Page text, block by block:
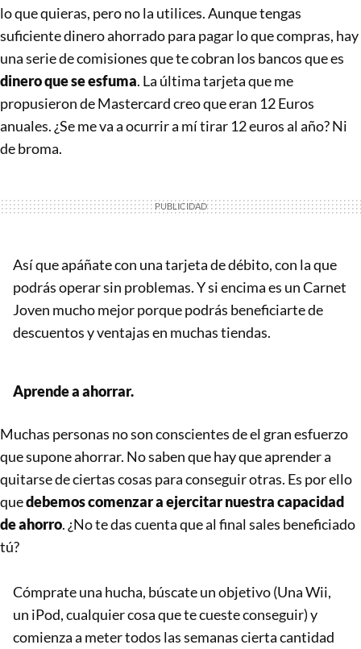
lo que quieras, pero no la utilices. Aunque tengas
suficiente dinero ahorrado para pagar lo que compras, hay
una serie de comisiones que te cobran los bancos que es
dinero que se esfuma. La última tarjeta que me
propusieron de Mastercard creo que eran 12 Euros
anuales. ¿Se me va a ocurrir a mí tirar 12 euros al año? Ni
de broma.
Así que apáñate con una tarjeta de débito, con la que
podrás operar sin problemas. Y si encima es un Carnet
Joven mucho mejor porque podrás beneficiarte de
descuentos y ventajas en muchas tiendas.
Aprende a ahorrar.
Muchas personas no son conscientes de el gran esfuerzo
que supone ahorrar. No saben que hay que aprender a
quitarse de ciertas cosas para conseguir otras. Es por ello
quedebemos comenzar a ejercitar nuestra capacidad
de ahorro. ¿No te das cuenta que al final sales beneficiado
tú?
Cómprate una hucha, búscate un objetivo (Una Wii,
un iPod, cualquier cosa que te cueste conseguir) y
comienza a meter todos las semanas cierta cantidad